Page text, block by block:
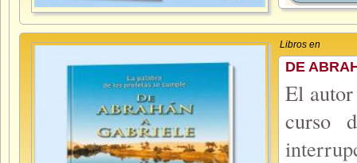
Libros en
DE
El
curso